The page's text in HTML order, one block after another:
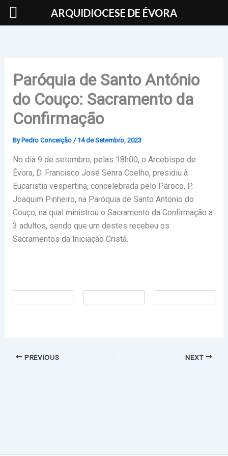
Skip
Paróquia de Santo António
do Couço: Sacramento da
Confirmação
By Pedro Conceição / 14 de Setembro, 2023
No dia 9 de setembro, pelas 18h00, o Arcebispo de
Évora, D. Francisco José Senra Coelho, presidiu à
Eucaristia vespertina, concelebrada pelo Pároco, P.
Joaquim Pinheiro, na Paróquia de Santo António do
Couço, na qual ministrou o Sacramento da Confirmação a
3 adultos, sendo que um destes recebeu os
Sacramentos da Iniciação Cristã.
PREVIOUS NEXT
ARQUIDIOCESE DE ÉVORA